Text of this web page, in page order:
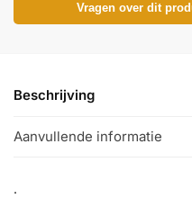
Vragen over dit
Beschrijving
Aanvullende informatie
.